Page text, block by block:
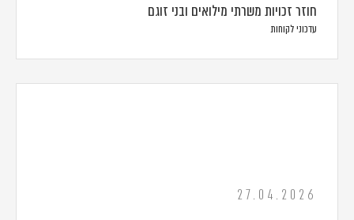
חוזר זכויות משרתי מילואים ובני זוגם
עדכוני לקוחות
27.04.2026